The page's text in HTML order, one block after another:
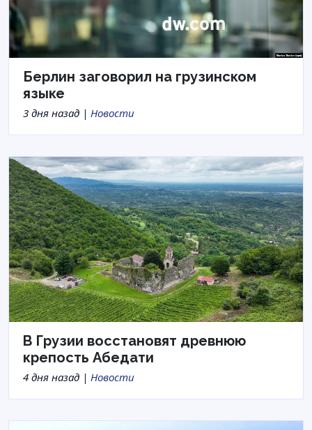
Берлин заговорил на грузинском
языке
3 дня назад | Новости
В Грузии восстановят древнюю
крепость Абедати
4 дня назад | Новости